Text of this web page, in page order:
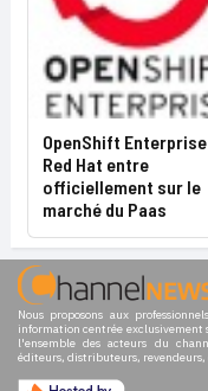
OpenShift Enterprise
Red Hat entre
officiellement sur le
marché du Paas
Nous proposons aux
information centrée exclusivement
l'ensemble des acteurs du
éditeurs, distributeurs, revendeurs,